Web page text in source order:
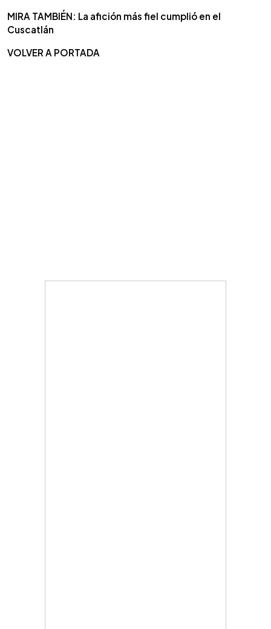
MIRA TAMBIÉN: La afición más fiel cumplió en el
Cuscatlán
VOLVER A PORTADA